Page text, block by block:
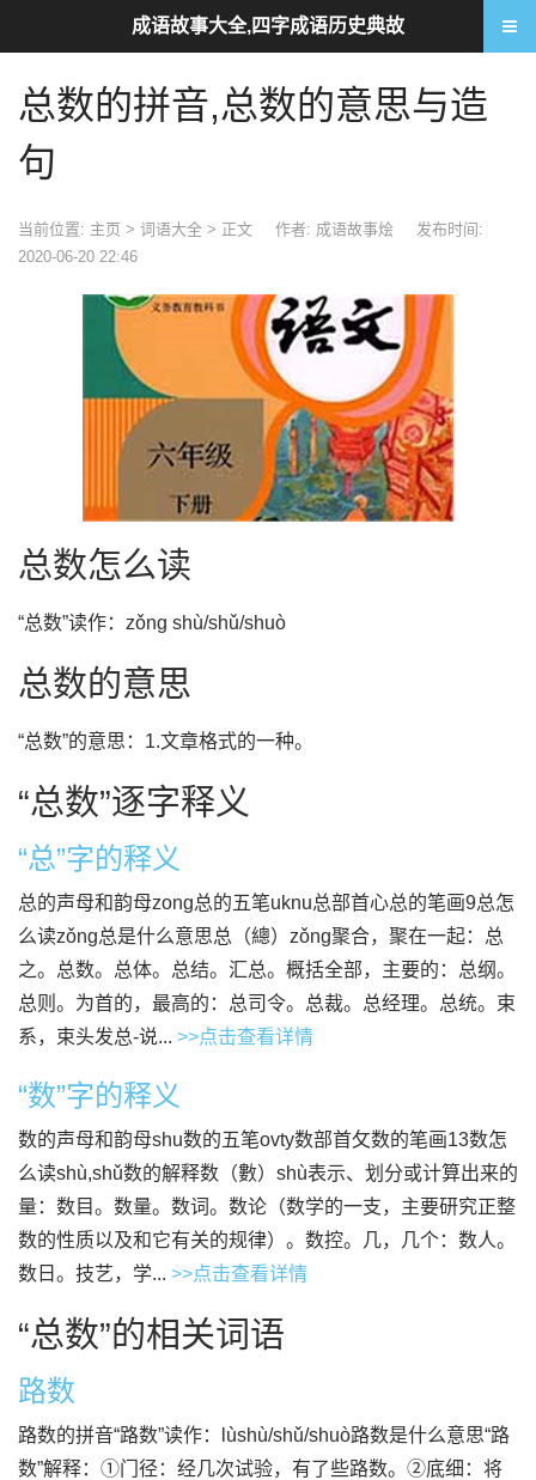
总数的拼音,总数的意思与造
句
当前位置: 主页 > 词语大全 > 正文 作者: 成语故事烩
发布时间:
2020-06-20 22:46
总数怎么读
“总数”读作：zǒng shù/shǔ/shuò
总数的意思
“总数”的意思：1.文章格式的一种。
“总数”逐字释义
“总”字的释义
总的声母和韵母zong总的五笔uknu总部首心总的笔画9总怎
么读zǒng总是什么意思总（總）zǒng聚合，聚在一起：总
之。总数。总体。总结。汇总。概括全部，主要的：总纲。
总则。为首的，最高的：总司令。总裁。总经理。总统。束
系，束头发总-说... >>点击查看详情
“数”字的释义
数的声母和韵母shu数的五笔ovty数部首攵数的笔画13数怎
么读shù,shǔ数的解释数（數）shù表示、划分或计算出来的
量：数目。数量。数词。数论（数学的一支，主要研究正整
数的性质以及和它有关的规律）。数控。几，几个：数人。
数日。技艺，学... >>点击查看详情
“总数”的相关词语
路数
路数的拼音“路数”读作：lùshù/shǔ/shuò路数是什么意思“路
数”解释：①门径：经几次试验，有了些路数。②底细：将
成语故事大全,四字成语历史典故